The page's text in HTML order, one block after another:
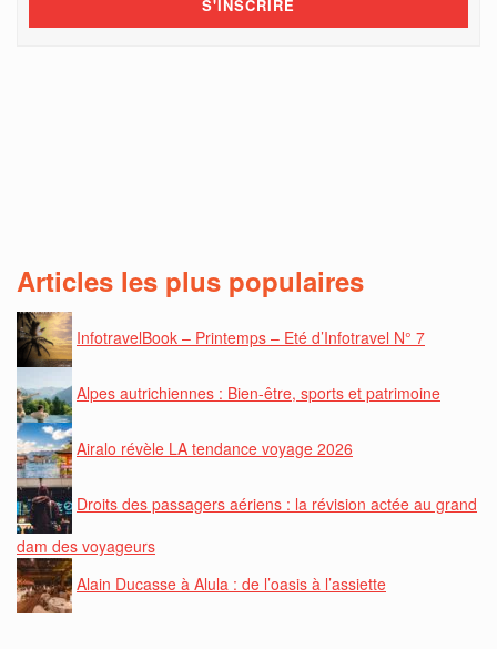
Articles les plus populaires
InfotravelBook – Printemps – Eté d’Infotravel N° 7
Alpes autrichiennes : Bien-être, sports et patrimoine
Airalo révèle LA tendance voyage 2026
Droits des passagers aériens : la révision actée au grand
dam des voyageurs
Alain Ducasse à Alula : de l’oasis à l’assiette